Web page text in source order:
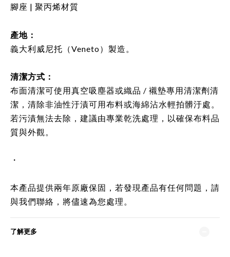
腳座 | 聚丙烯材質
產地：
義大利威尼托（Veneto） 製造。
清潔方式 ：
布面清潔可使用真空吸塵器或織品 / 襯墊專用清潔劑清
潔，清除非油性汙漬可用布料或海綿沾水輕拍髒汙處。
若污漬無法去除，建議由專業乾洗處理，以確保布料品
質與外觀。
・
本產品提供兩年原廠保固，若發現產品有任何問題，請
與我們聯絡，將儘速為您處理。
了解更多